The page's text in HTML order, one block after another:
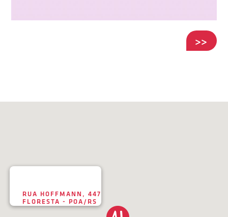
RUA HOFFMANN, 447
FLORESTA - POA/RS